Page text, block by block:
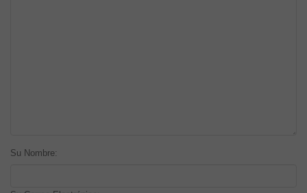
Su Nombre: